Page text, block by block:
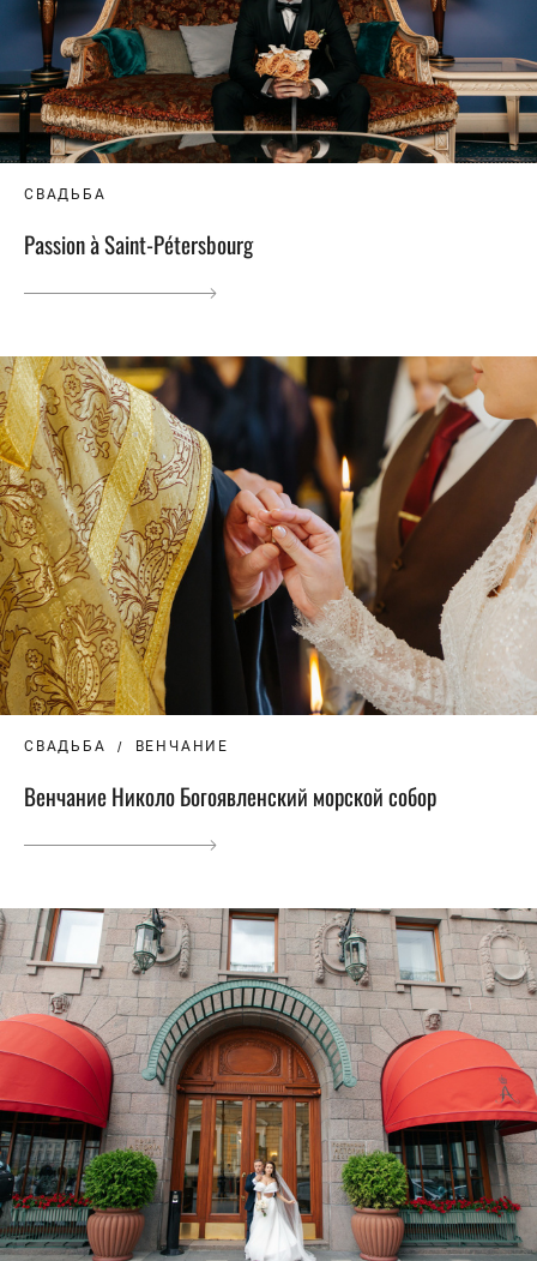
СВАДЬБА
Passion à Saint-Pétersbourg
СВАДЬБА ВЕНЧАНИЕ
Венчание Николо Богоявленский морской собор